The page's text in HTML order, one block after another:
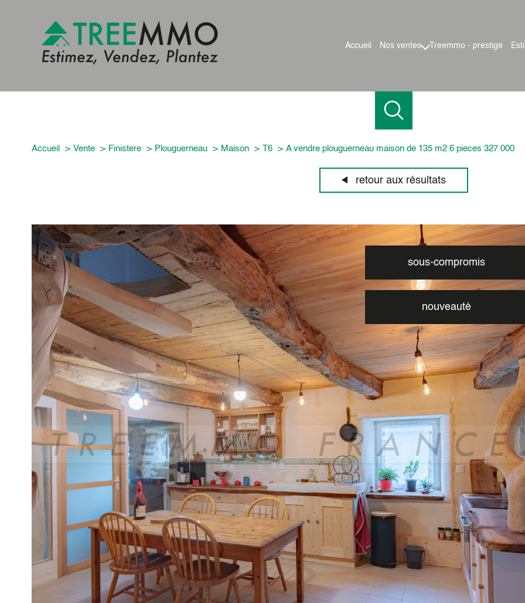
accueil nos ventes
terrains
treemmo - prestige
Accueil Vente Finistere Plouguerneau Maison T6 A vendre plouguerneau maison de 135 m2 6 pieces 327 000
retour aux résultats
sous-compromis
nouveauté